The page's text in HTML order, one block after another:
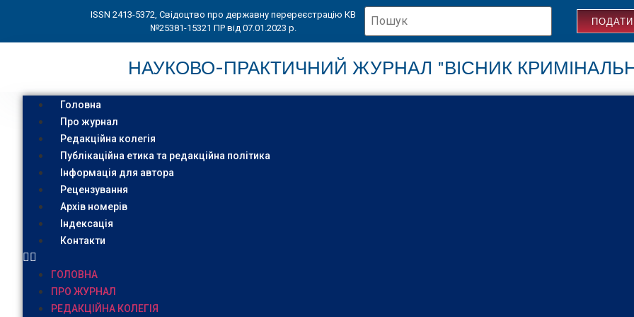
ISSN 2413-5372, Свідоцтво про державну перереєстрацію КВ
№25381-15321 ПР від 07.01.2023 р.
НАУКОВО-ПРАКТИЧНИЙ ЖУРНАЛ "ВІСНИК
Головна
Про журнал
Редакційна колегія
Публікаційна етика та редакційна політика
Інформація для автора
Рецензування
Архів номерів
Індексація
Контакти
ГОЛОВНА
ПРО ЖУРНАЛ
РЕДАКЦІЙНА КОЛЕГІЯ